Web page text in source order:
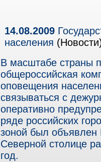
14.08.2009
населения
В масштабе страны
общероссийская
оповещения
связываться с
оперативно
ряде российских
зоной был объявлен
Северной столице
год.